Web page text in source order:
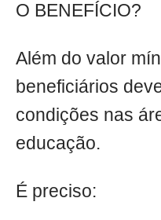
O BENEFÍCIO?
Além do valor
beneficiários
condições nas
educação.
É preciso: